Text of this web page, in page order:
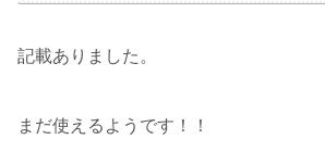
記載ありました。
まだ使えるようです！！